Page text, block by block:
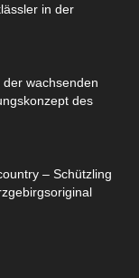
in der
wachsenden
des
– Schützling